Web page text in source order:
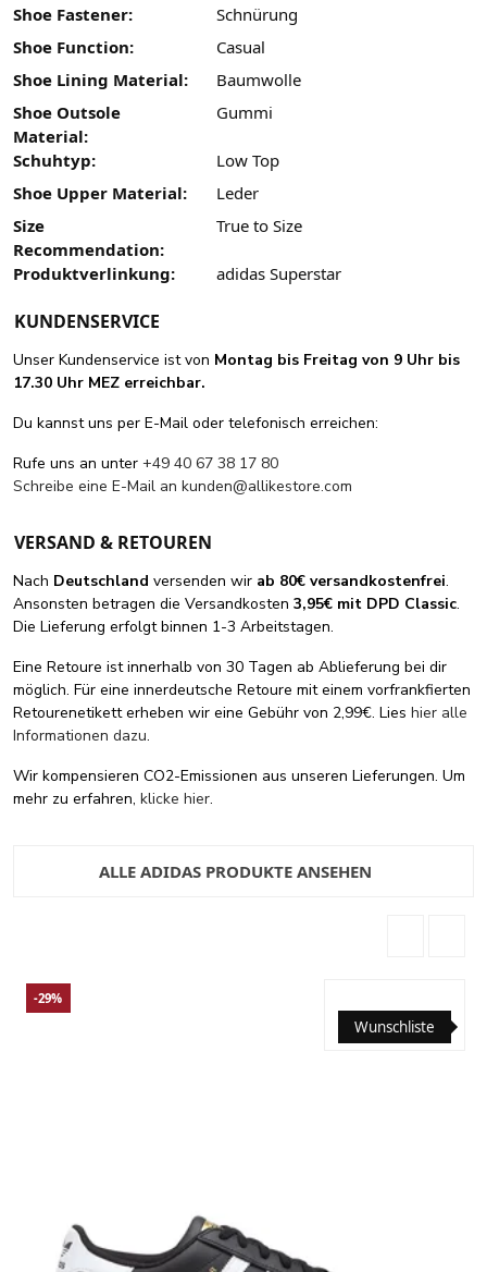
Shoe Fastener:
Schnürung
Shoe Function:
Casual
Shoe Lining Material:
Baumwolle
Shoe Outsole
Material:
Gummi
Schuhtyp:
Low Top
Shoe Upper Material:
Leder
Size
Recommendation:
True to Size
Produktverlinkung: adidas Superstar
KUNDENSERVICE
Unser Kundenservice ist von Montag bis Freitag von 9 Uhr bis
17.30 Uhr MEZ erreichbar.
Du kannst uns per E-Mail oder telefonisch erreichen:
Rufe uns an unter +49 40 67 38 17 80
Schreibe eine E-Mail an kunden@allikestore.com
VERSAND & RETOUREN
Nach Deutschland versenden wir ab 80€ versandkostenfrei.
Ansonsten betragen die Versandkosten 3,95€ mit DPD Classic.
Die Lieferung erfolgt binnen 1-3 Arbeitstagen.
Eine Retoure ist innerhalb von 30 Tagen ab Ablieferung bei dir
möglich. Für eine innerdeutsche Retoure mit einem vorfrankfierten
Retourenetikett erheben wir eine Gebühr von 2,99€. Lies hier alle
Informationen dazu.
Wir kompensieren CO2-Emissionen aus unseren Lieferungen. Um
mehr zu erfahren, klicke hier.
ALLE ADIDAS PRODUKTE ANSEHEN
Wunschliste
-29%